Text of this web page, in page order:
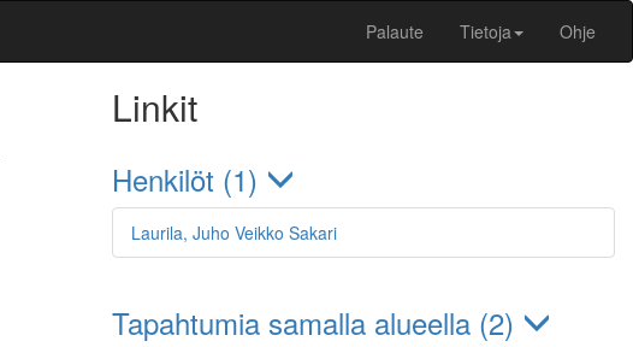
Palaute Tietoja Ohje
Linkit
Henkilöt (1)
Laurila, Juho Veikko Sakari
Tapahtumia samalla alueella (2)